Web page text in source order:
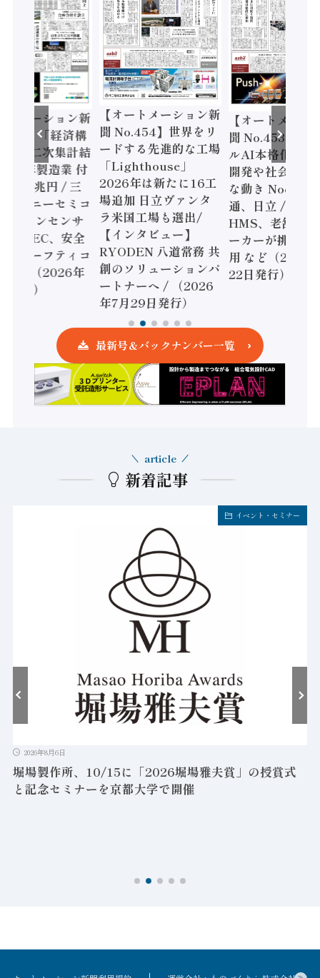
トメーション新
】「経済構
調査二次集計結
年製造業 付
額86兆円 / 三
とソニーセミコ
ジョンセンサ
/ IDEC、安全
すセーフティコ
ーラ（2026年
発行）
【オートメーション新
聞 No.454】世界をリ
ードする先進的な工場
「Lighthouse」
2026年は新たに16工
場追加 日立ヴァンタ
ラ米国工場も選出/
【インタビュー】
RYODEN 八道常務 共
創のソリューションパ
ートナーへ / （2026
年7月29日発行）
【オートメーシ
聞 No.453】フ
ルAI本格化へ
開発や社会実装
な動き Noetra
通、日立 / 兵神
HMS、老舗ポ
ーカーが挑むデ
用 など（2026
22日発行）
最新号＆バックナンバー一覧
新着記事
article
イベント・セミナー
2026年8月6日
堀場製作所、10/15に「2026堀場雅夫賞」の授賞式
と記念セミナーを京都大学で開催